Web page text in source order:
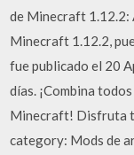
de Minecraft 1.12.2:
Minecraft 1.12.2,
fue publicado el 20
días. ¡Combina
Minecraft! Disfruta
category: Mods de